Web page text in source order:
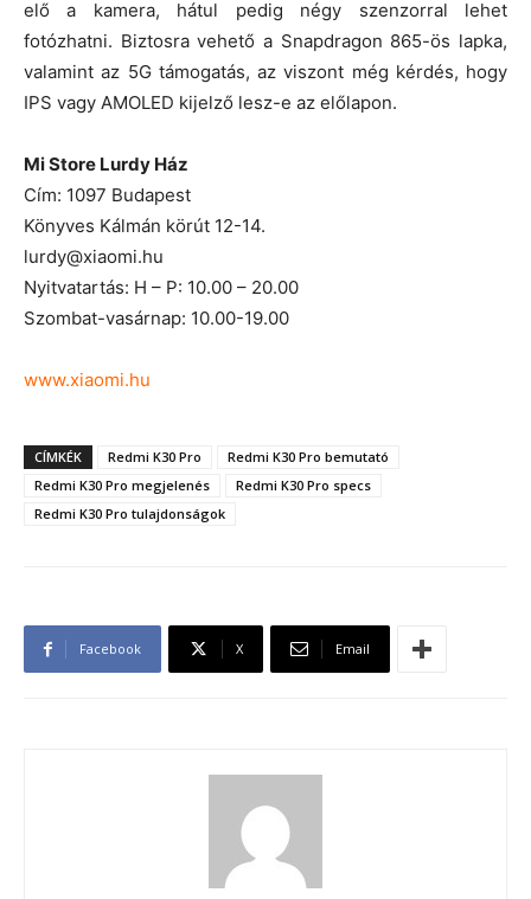
elő a kamera, hátul pedig négy szenzorral lehet
fotózhatni. Biztosra vehető a Snapdragon 865-ös lapka,
valamint az 5G támogatás, az viszont még kérdés, hogy
IPS vagy AMOLED kijelző lesz-e az előlapon.
Mi Store Lurdy Ház
Cím: 1097 Budapest
Könyves Kálmán körút 12-14.
lurdy@xiaomi.hu
Nyitvatartás: H – P: 10.00 – 20.00
Szombat-vasárnap: 10.00-19.00
www.xiaomi.hu
CÍMKÉK Redmi K30 Pro
Redmi K30 Pro bemutató
Redmi K30 Pro megjelenés
Redmi K30 Pro specs
Redmi K30 Pro tulajdonságok
Facebook X Email